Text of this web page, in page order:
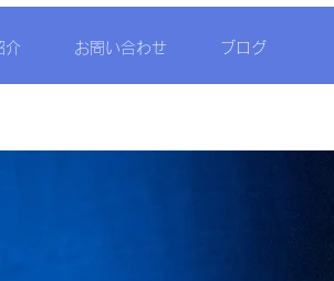
介 お問い合わせ ブログ